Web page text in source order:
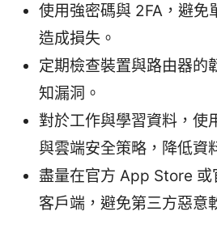
使用強密碼與 2FA，避免
造成損失。
定期檢查裝置與路由器的
知漏洞。
對於工作與學習資料，使
與雲端安全策略，降低資
盡量在官方 App Store 或
客戶端，避免第三方惡意